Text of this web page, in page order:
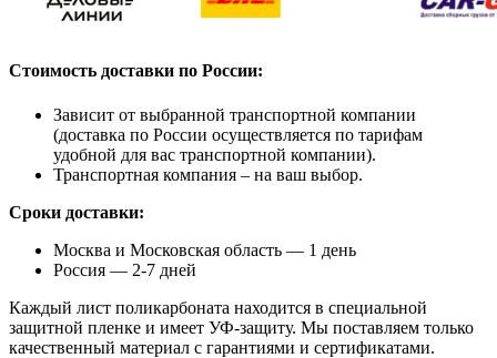
Стоимость доставки по России:
Зависит от выбранной транспортной компании
(доставка по России осуществляется по тарифам
удобной для вас транспортной компании).
Транспортная компания – на ваш выбор.
Сроки доставки:
Москва и Московская область — 1 день
Россия — 2-7 дней
Каждый лист поликарбоната находится в специальной
защитной пленке и имеет УФ-защиту. Мы поставляем только
качественный материал с гарантиями и сертификатами.